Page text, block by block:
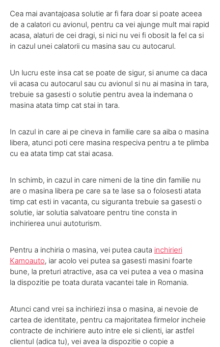
Cea mai avantajoasa solutie ar fi fara doar si poate aceea
de a calatori cu avionul, pentru ca vei ajunge mult mai rapid
acasa, alaturi de cei dragi, si nici nu vei fi obosit la fel ca si
in cazul unei calatorii cu masina sau cu autocarul.
Un lucru este insa cat se poate de sigur, si anume ca daca
vii acasa cu autocarul sau cu avionul si nu ai masina in tara,
trebuie sa gasesti o solutie pentru avea la indemana o
masina atata timp cat stai in tara.
In cazul in care ai pe cineva in familie care sa aiba o masina
libera, atunci poti cere masina respeciva pentru a te plimba
cu ea atata timp cat stai acasa.
In schimb, in cazul in care nimeni de la tine din familie nu
are o masina libera pe care sa te lase sa o folosesti atata
timp cat esti in vacanta, cu siguranta trebuie sa gasesti o
solutie, iar solutia salvatoare pentru tine consta in
inchirierea unui autoturism.
Pentru a inchiria o masina, vei putea cauta inchirieri
Kamoauto, iar acolo vei putea sa gasesti masini foarte
bune, la preturi atractive, asa ca vei putea a vea o masina
la dispozitie pe toata durata vacantei tale in Romania.
Atunci cand vrei sa inchiriezi insa o masina, ai nevoie de
cartea de identitate, pentru ca majoritatea firmelor incheie
contracte de inchiriere auto intre ele si clienti, iar astfel
clientul (adica tu), vei avea la dispozitie o copie a